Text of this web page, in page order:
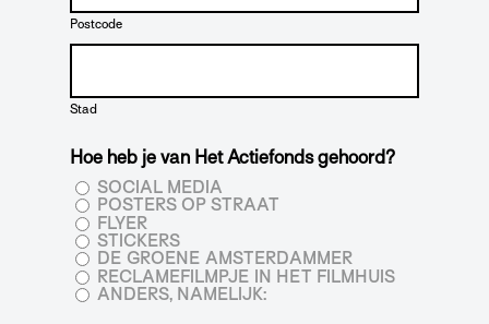
Postcode
Stad
Hoe heb je van Het Actiefonds gehoord?
SOCIAL MEDIA
POSTERS OP STRAAT
FLYER
STICKERS
DE GROENE AMSTERDAMMER
RECLAMEFILMPJE IN HET FILMHUIS
ANDERS, NAMELIJK: